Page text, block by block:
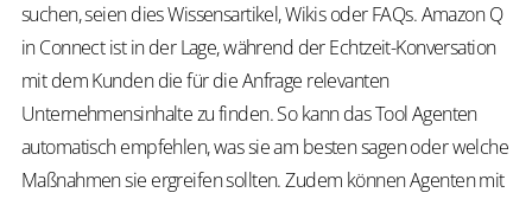
suchen, seien dies Wissensartikel, Wikis oder FAQs. Amazon Q
in Connect ist in der Lage, während der Echtzeit-Konversation
mit dem Kunden die für die Anfrage relevanten
Unternehmensinhalte zu finden. So kann das Tool Agenten
automatisch empfehlen, was sie am besten sagen oder welche
Maßnahmen sie ergreifen sollten. Zudem können Agenten mit